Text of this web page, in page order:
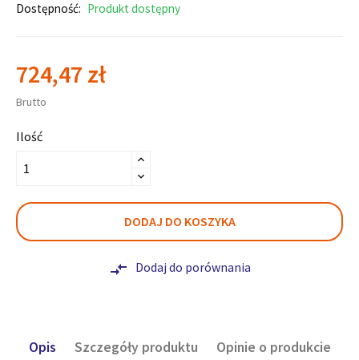
Dostępność: Produkt dostępny
724,47 zł
Brutto
Ilość
DODAJ DO KOSZYKA
compare_arrows Dodaj do porównania
Opis Szczegóły produktu Opinie o produkcie